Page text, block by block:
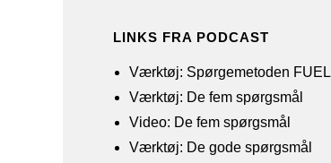
LINKS FRA PODCAST
Værktøj: Spørgemetoden FUEL
Værktøj: De fem spørgsmål
Video: De fem spørgsmål
Værktøj: De gode spørgsmål